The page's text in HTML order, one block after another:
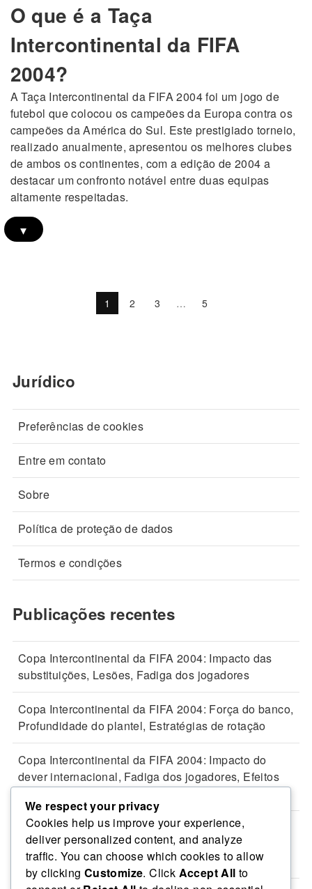
O que é a Taça
Intercontinental da FIFA
2004?
A Taça Intercontinental da FIFA 2004 foi um jogo de
futebol que colocou os campeões da Europa contra os
campeões da América do Sul. Este prestigiado torneio,
realizado anualmente, apresentou os melhores clubes
de ambos os continentes, com a edição de 2004 a
destacar um confronto notável entre duas equipas
altamente respeitadas.
▾
1 2 3 … 5
Jurídico
Preferências de cookies
Entre em contato
Sobre
Política de proteção de dados
Termos e condições
Publicações recentes
Copa Intercontinental da FIFA 2004: Impacto das
substituições, Lesões, Fadiga dos jogadores
Copa Intercontinental da FIFA 2004: Força do banco,
Profundidade do plantel, Estratégias de rotação
Copa Intercontinental da FIFA 2004: Impacto do
dever internacional, Fadiga dos jogadores, Efeitos
Copa Intercontinental da FIFA 2004: Decisões do
árbitro, Chamadas controversas, Resultados dos
jogos
We respect your privacy
Cookies help us improve your experience,
deliver personalized content, and analyze
traffic. You can choose which cookies to allow
by clicking Customize. Click Accept All to